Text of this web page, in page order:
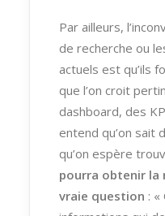
Par ailleurs,
de recherche ou
actuels est qu’ils
que l’on croit
dashboard, des
entend qu’on sait
qu’on espère
pourra obtenir la
vraie question :